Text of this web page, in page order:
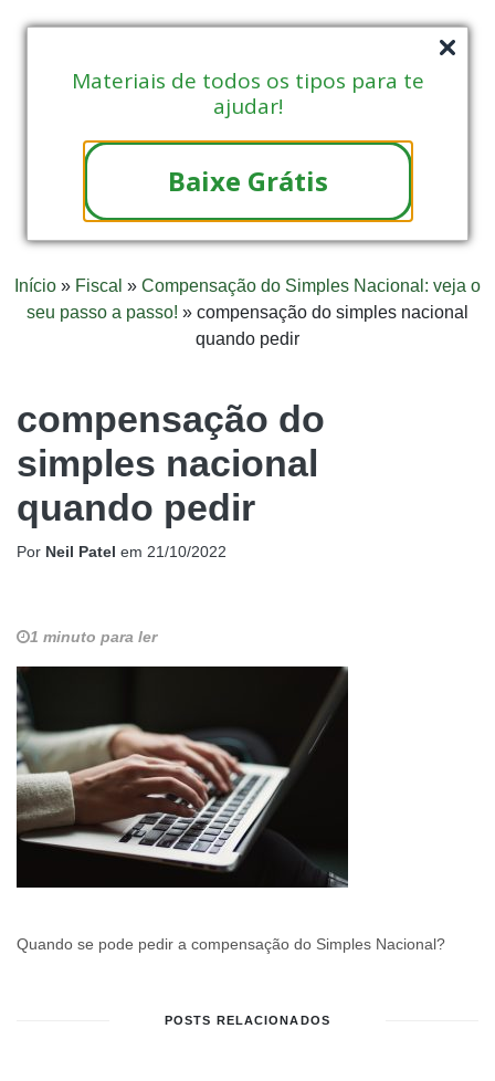
Materiais de todos os tipos para te
ajudar!
Baixe Grátis
Início » Fiscal » Compensação do Simples Nacional: veja o
seu passo a passo! » compensação do simples nacional
quando pedir
compensação do
simples nacional
quando pedir
Por Neil Patel em 21/10/2022
1 minuto para ler
Quando se pode pedir a compensação do Simples Nacional?
POSTS RELACIONADOS